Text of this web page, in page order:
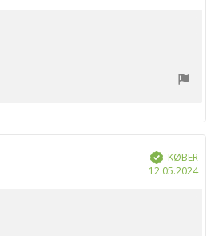
Verificeret
KØBER
12.05.2024